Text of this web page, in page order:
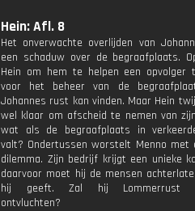
Hein: Afl. 8
Het onverwachte overlijden van
een schaduw over de begraafplaats.
Hein om hem te helpen een opvolger
voor het beheer van de
Johannes rust kan vinden. Maar Hein
wel klaar om afscheid te nemen van
wat als de begraafplaats in
valt? Ondertussen worstelt Menno met
dilemma. Zijn bedrijf krijgt een unieke
daarvoor moet hij de mensen
hij geeft. Zal hij Lommerrust
ontvluchten?